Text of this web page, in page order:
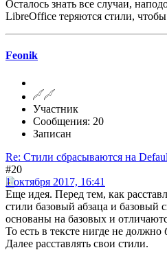
Осталось знать все случаи,
LibreOffice теряются стили, чтобы
Feonik
Участник
Сообщения: 20
Записан
Re: Стили сбрасываются на
#20
1 октября 2017, 16:41
Еще идея. Перед тем, как
стили базовый абзаца и базовый
основаны на базовых и
То есть в тексте нигде не должно
Далее расставлять свои стили.